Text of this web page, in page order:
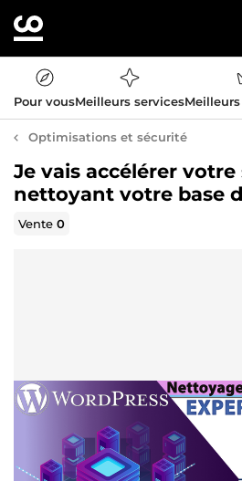
Pour vousMeilleurs services
Optimisations et sécurité
Je vais accélérer votre
nettoyant votre base
Vente0